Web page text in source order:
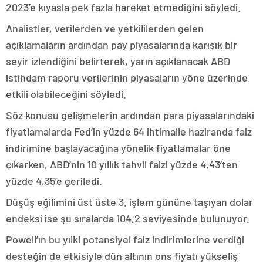
2023’e kıyasla pek fazla hareket etmediğini söyledi.
Analistler, verilerden ve yetkililerden gelen
açıklamaların ardından pay piyasalarında karışık bir
seyir izlendiğini belirterek, yarın açıklanacak ABD
istihdam raporu verilerinin piyasaların yöne üzerinde
etkili olabileceğini söyledi.
Söz konusu gelişmelerin ardından para piyasalarındaki
fiyatlamalarda Fed’in yüzde 64 ihtimalle haziranda faiz
indirimine başlayacağına yönelik fiyatlamalar öne
çıkarken, ABD’nin 10 yıllık tahvil faizi yüzde 4,43’ten
yüzde 4,35’e geriledi.
Düşüş eğilimini üst üste 3. işlem gününe taşıyan dolar
endeksi ise şu sıralarda 104,2 seviyesinde bulunuyor.
Powell’ın bu yılki potansiyel faiz indirimlerine verdiği
desteğin de etkisiyle dün altının ons fiyatı yükseliş